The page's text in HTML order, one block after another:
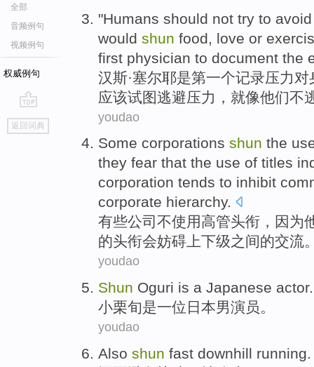
全部
音频例句
视频例句
权威例句
go
top
返回词典
"Humans should not try to avoid
would shun food love or
first physician to document the
汉斯·塞尔耶是第一个记录压力对
应该试图逃避压力， 就像他们不
youdao
Some corporations shun the
they fear that the use of titles
corporation tends to inhibit
corporate hierarchy.
有些公司 不使用高管头衔 ， 因为
的头衔会妨碍上下级之间的交流
youdao
Shun Oguri is a Japanese actor.
小栗旬是一位 日本男演员。
youdao
Also shun fast downhill running.